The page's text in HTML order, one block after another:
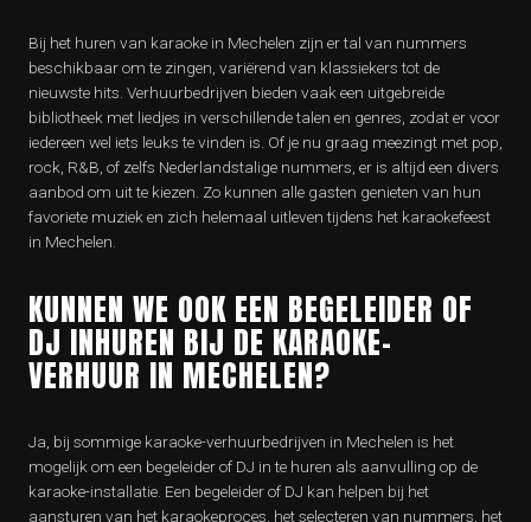
Bij het huren van karaoke in Mechelen zijn er tal van nummers
beschikbaar om te zingen, variërend van klassiekers tot de
nieuwste hits. Verhuurbedrijven bieden vaak een uitgebreide
bibliotheek met liedjes in verschillende talen en genres, zodat er voor
iedereen wel iets leuks te vinden is. Of je nu graag meezingt met pop,
rock, R&B, of zelfs Nederlandstalige nummers, er is altijd een divers
aanbod om uit te kiezen. Zo kunnen alle gasten genieten van hun
favoriete muziek en zich helemaal uitleven tijdens het karaokefeest
in Mechelen.
KUNNEN WE OOK EEN BEGELEIDER OF
DJ INHUREN BIJ DE KARAOKE-
VERHUUR IN MECHELEN?
Ja, bij sommige karaoke-verhuurbedrijven in Mechelen is het
mogelijk om een begeleider of DJ in te huren als aanvulling op de
karaoke-installatie. Een begeleider of DJ kan helpen bij het
aansturen van het karaokeproces, het selecteren van nummers, het